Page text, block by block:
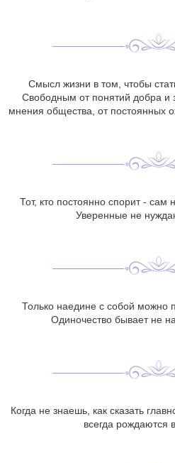
Смысл жизни в том, чтобы
Свободным от понятий добра и
мнения общества, от постоянных
Тот, кто постоянно спорит - сам
Уверенные не
Только наедине с собой можно
Одиночество бывает не
Когда не знаешь, как сказать
всегда рождаются